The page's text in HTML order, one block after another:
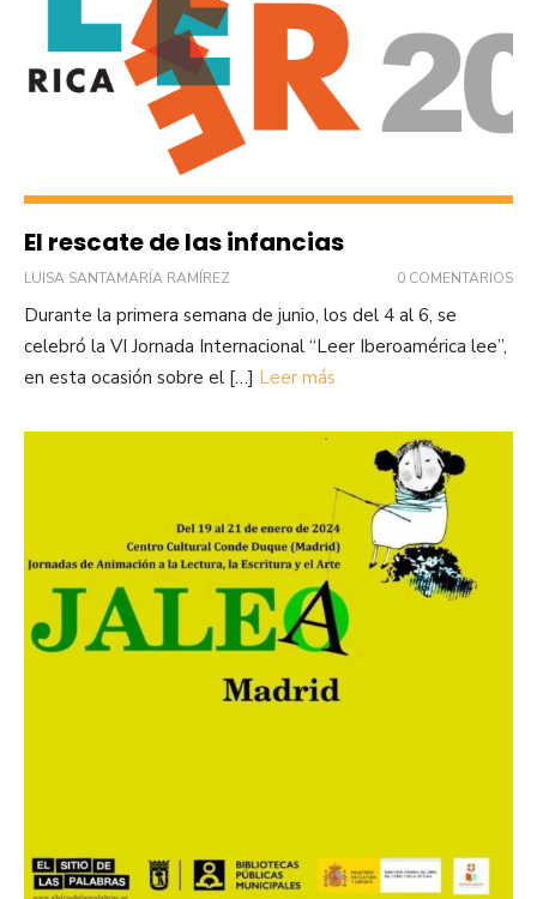
El rescate de las infancias
LUISA SANTAMARÍA RAMÍREZ 0 COMENTARIOS
Durante la primera semana de junio, los del 4 al 6, se
celebró la VI Jornada Internacional “Leer Iberoamérica lee”,
en esta ocasión sobre el […] Leer más